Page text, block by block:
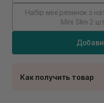
Набір міні резинок з
Mini Slim 2
Как получить товар